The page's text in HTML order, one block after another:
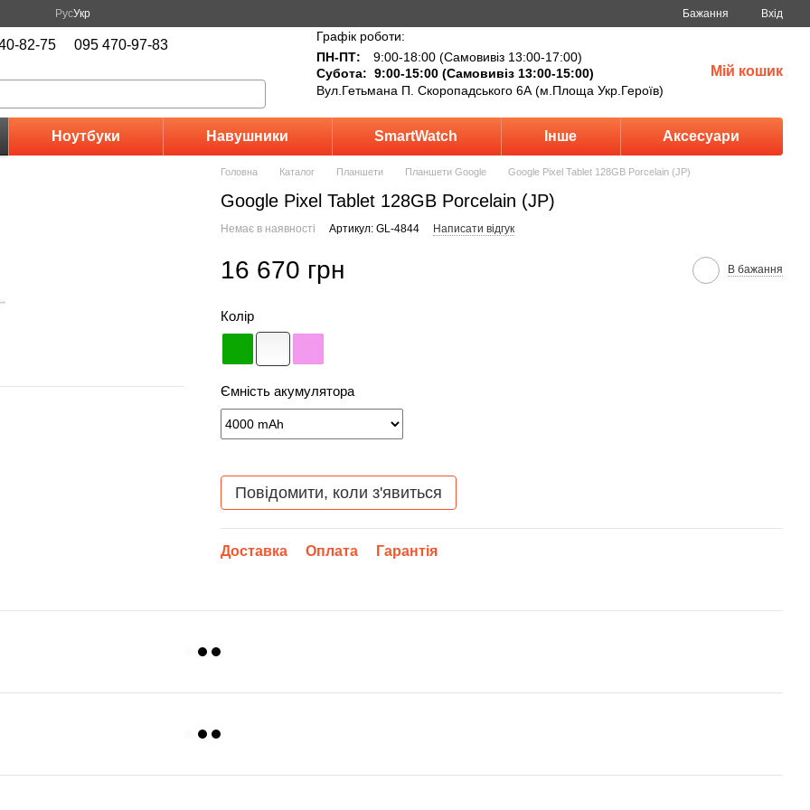
РусУкр Бажання Вхід
82-75 095 470-97-83
Графік роботи:
ПН-ПТ:
9:00-18:00 (Самовивіз 13:00-17:00)
Субота: 9:00-15:00 (Самовивіз 13:00-15:00)
Вул.Гетьмана П. Скоропадського 6А (м.Площа Укр.Героїв)
Мій кошик
Ноутбуки Навушники SmartWatch Інше Аксесуари
Головна Каталог Планшети Планшети Google Google Pixel Tablet 128GB Porcelain (JP)
Google Pixel Tablet 128GB Porcelain (JP)
Немає в наявності Артикул: GL-4844 Написати відгук
16 670 грн В бажання
Колір
Ємність акумулятора
Повідомити, коли з'явиться
Доставка Оплата Гарантія